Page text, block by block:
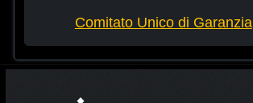
Comitato Unico di Garanzia